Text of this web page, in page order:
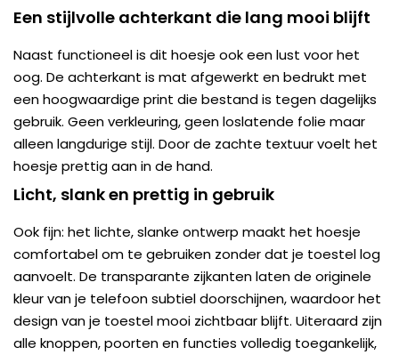
Een stijlvolle achterkant die lang mooi blijft
Naast functioneel is dit hoesje ook een lust voor het
oog. De achterkant is mat afgewerkt en bedrukt met
een hoogwaardige print die bestand is tegen dagelijks
gebruik. Geen verkleuring, geen loslatende folie maar
alleen langdurige stijl. Door de zachte textuur voelt het
hoesje prettig aan in de hand.
Licht, slank en prettig in gebruik
Ook fijn: het lichte, slanke ontwerp maakt het hoesje
comfortabel om te gebruiken zonder dat je toestel log
aanvoelt. De transparante zijkanten laten de originele
kleur van je telefoon subtiel doorschijnen, waardoor het
design van je toestel mooi zichtbaar blijft. Uiteraard zijn
alle knoppen, poorten en functies volledig toegankelijk,